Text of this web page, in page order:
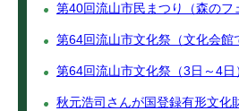
第40回流山市民まつり（森のフ
第64回流山市文化祭（文化会館
第64回流山市文化祭（3日～4日
秋元浩司さんが国登録有形文化